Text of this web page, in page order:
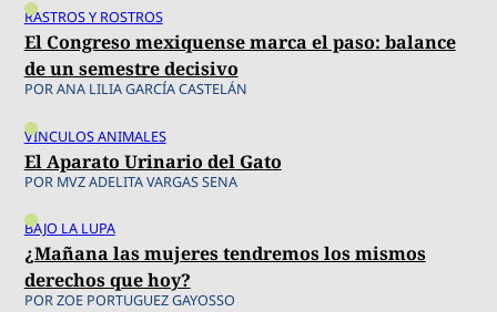
RASTROS Y ROSTROS
El Congreso mexiquense marca el paso: balance
de un semestre decisivo
POR ANA LILIA GARCÍA CASTELÁN
VÍNCULOS ANIMALES
El Aparato Urinario del Gato
POR MVZ ADELITA VARGAS SENA
BAJO LA LUPA
¿Mañana las mujeres tendremos los mismos
derechos que hoy?
POR ZOE PORTUGUEZ GAYOSSO